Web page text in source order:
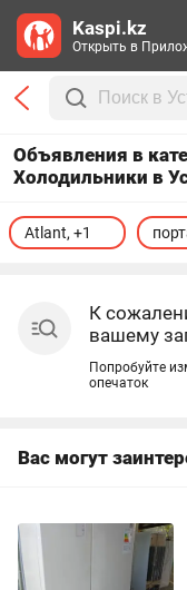
Объявления в
Холодильники в
Atlant, +1
К
вашему
Попробуйте
опечаток
Вас могут
Kaspi.kz
Открыть в